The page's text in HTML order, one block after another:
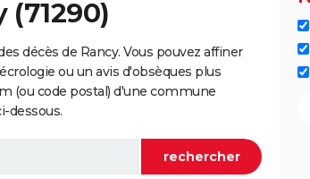
(71290)
décès de Rancy. Vous pouvez affiner
ou un avis d'obsèques plus
(ou code postal) d'une commune
dessous.